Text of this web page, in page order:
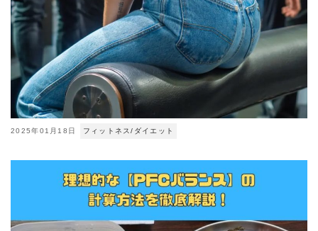
2025年01月18日 フィットネス/ダイエット